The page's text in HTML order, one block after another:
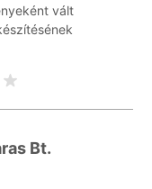
vált
Bt.